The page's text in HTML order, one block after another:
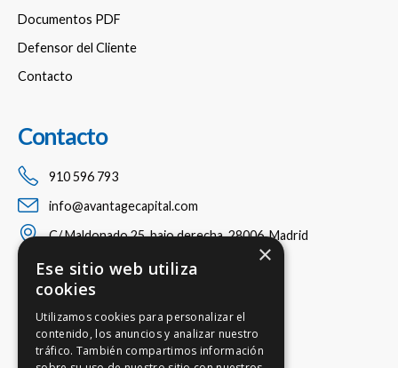
Documentos PDF
Defensor del Cliente
Contacto
Contacto
910 596 793
info@avantagecapital.com
C/ Maldonado 25, bajo derecha, 28006, Madrid
×
Ese sitio web utiliza
cookies
Utilizamos cookies para personalizar el
contenido, los anuncios y analizar nuestro
tráfico. También compartimos información